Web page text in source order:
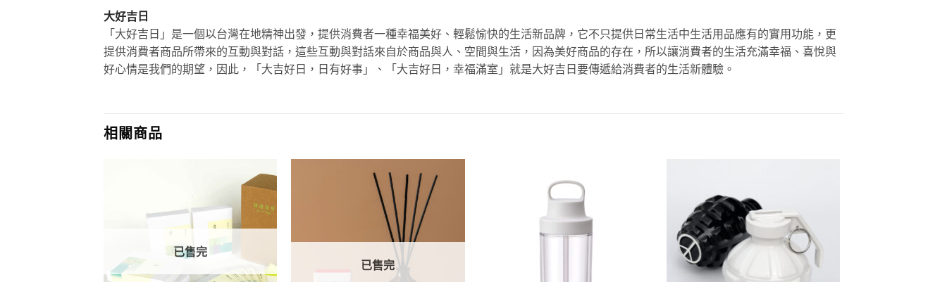
大好吉日
「大好吉日」是一個以台灣在地精神出發，提供消費者一種幸福美好、輕鬆愉快的生活新品牌，它不只提供日常生活中生活用品應有的實用功能，更
提供消費者商品所帶來的互動與對話，這些互動與對話來自於商品與人、空間與生活，因為美好商品的存在，所以讓消費者的生活充滿幸福、喜悅與
好心情是我們的期望，因此，「大吉好日，日有好事」、「大吉好日，幸福滿室」就是大好吉日要傳遞給消費者的生活新體驗。
相關商品
已售完
已售完